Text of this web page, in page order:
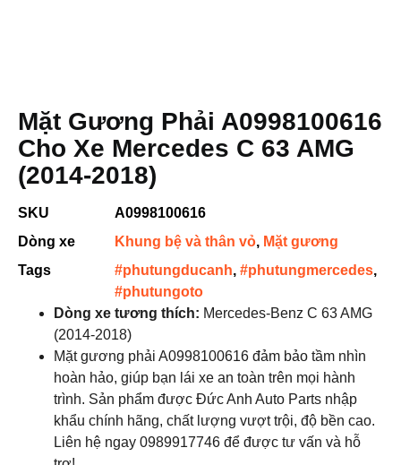
Mặt Gương Phải A0998100616
Cho Xe Mercedes C 63 AMG
(2014-2018)
SKU
A0998100616
Dòng xe
Khung bệ và thân vỏ, Mặt gương
Tags
#phutungducanh, #phutungmercedes,
#phutungoto
Dòng xe tương thích: Mercedes-Benz C 63 AMG
(2014-2018)
Mặt gương phải A0998100616 đảm bảo tầm nhìn
hoàn hảo, giúp bạn lái xe an toàn trên mọi hành
trình. Sản phẩm được Đức Anh Auto Parts nhập
khẩu chính hãng, chất lượng vượt trội, độ bền cao.
Liên hệ ngay 0989917746 để được tư vấn và hỗ